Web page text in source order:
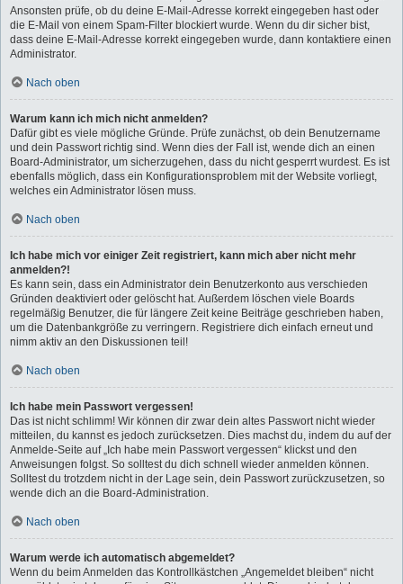
Ansonsten prüfe, ob du deine E-Mail-Adresse korrekt eingegeben hast oder
die E-Mail von einem Spam-Filter blockiert wurde. Wenn du dir sicher bist,
dass deine E-Mail-Adresse korrekt eingegeben wurde, dann kontaktiere einen
Administrator.
Nach oben
Warum kann ich mich nicht anmelden?
Dafür gibt es viele mögliche Gründe. Prüfe zunächst, ob dein Benutzername
und dein Passwort richtig sind. Wenn dies der Fall ist, wende dich an einen
Board-Administrator, um sicherzugehen, dass du nicht gesperrt wurdest. Es ist
ebenfalls möglich, dass ein Konfigurationsproblem mit der Website vorliegt,
welches ein Administrator lösen muss.
Nach oben
Ich habe mich vor einiger Zeit registriert, kann mich aber nicht mehr
anmelden?!
Es kann sein, dass ein Administrator dein Benutzerkonto aus verschieden
Gründen deaktiviert oder gelöscht hat. Außerdem löschen viele Boards
regelmäßig Benutzer, die für längere Zeit keine Beiträge geschrieben haben,
um die Datenbankgröße zu verringern. Registriere dich einfach erneut und
nimm aktiv an den Diskussionen teil!
Nach oben
Ich habe mein Passwort vergessen!
Das ist nicht schlimm! Wir können dir zwar dein altes Passwort nicht wieder
mitteilen, du kannst es jedoch zurücksetzen. Dies machst du, indem du auf der
Anmelde-Seite auf „Ich habe mein Passwort vergessen“ klickst und den
Anweisungen folgst. So solltest du dich schnell wieder anmelden können.
Solltest du trotzdem nicht in der Lage sein, dein Passwort zurückzusetzen, so
wende dich an die Board-Administration.
Nach oben
Warum werde ich automatisch abgemeldet?
Wenn du beim Anmelden das Kontrollkästchen „Angemeldet bleiben“ nicht